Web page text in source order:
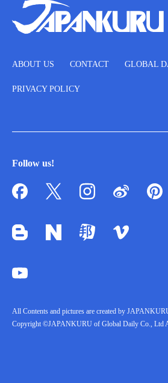
ABOUT US CONTACT GLOBAL
PRIVACY POLICY
Follow us!
All Contents and pictures are created by
Copyright ©JAPANKURU of Global Daily Co., Ltd